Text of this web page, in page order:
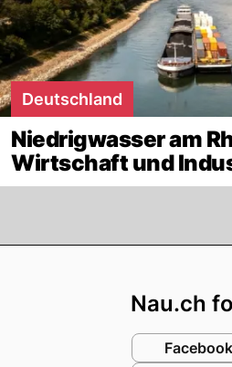
Deutschland
Niedrigwasser am
Wirtschaft und
Nau.ch
Facebook